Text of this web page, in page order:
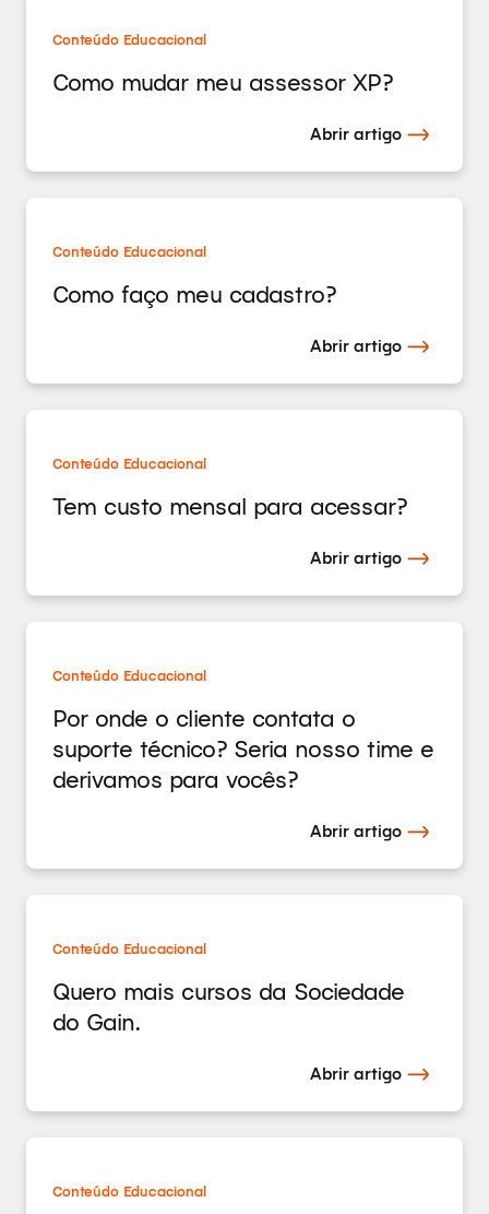
Conteúdo Educacional
Como mudar meu assessor XP?
Abrir artigo
Conteúdo Educacional
Como faço meu cadastro?
Abrir artigo
Conteúdo Educacional
Tem custo mensal para acessar?
Abrir artigo
Conteúdo Educacional
Por onde o cliente contata o
suporte técnico? Seria nosso time e
derivamos para vocês?
Abrir artigo
Conteúdo Educacional
Quero mais cursos da Sociedade
do Gain.
Abrir artigo
Conteúdo Educacional